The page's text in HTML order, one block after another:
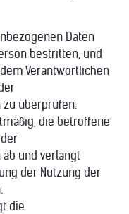
Daten
bestritten, und
Verantwortlichen
überprüfen.
die betroffene
und verlangt
der Nutzung der
die